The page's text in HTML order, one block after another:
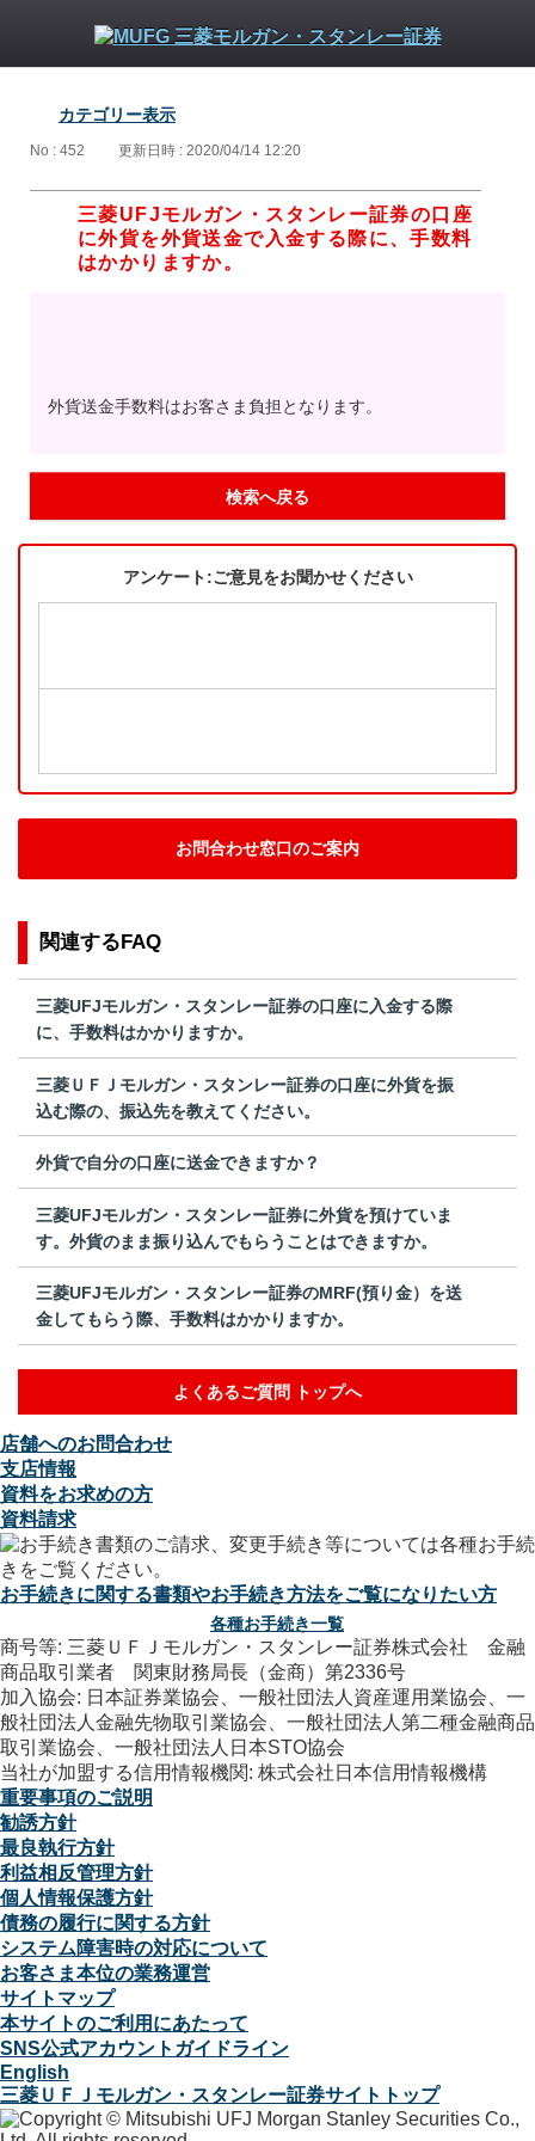
カテゴリー表示
No : 452 更新日時 : 2020/04/14 12:20
三菱UFJモルガン・スタンレー証券の口座
に外貨を外貨送金で入金する際に、手数料
はかかりますか。
外貨送金手数料はお客さま負担となります。
検索へ戻る
アンケート:ご意見をお聞かせください
お問合わせ窓口のご案内
関連するFAQ
三菱UFJモルガン・スタンレー証券の口座に入金する際
に、手数料はかかりますか。
三菱ＵＦＪモルガン・スタンレー証券の口座に外貨を振
込む際の、振込先を教えてください。
外貨で自分の口座に送金できますか？
三菱UFJモルガン・スタンレー証券に外貨を預けていま
す。外貨のまま振り込んでもらうことはできますか。
三菱UFJモルガン・スタンレー証券のMRF(預り金）を送
金してもらう際、手数料はかかりますか。
よくあるご質問 トップへ
店舗へのお問合わせ
支店情報
資料をお求めの方
資料請求
お手続きに関する書類やお手続き方法をご覧になりたい方
各種お手続き一覧
商号等: 三菱ＵＦＪモルガン・スタンレー証券株式会社 金融
商品取引業者 関東財務局長（金商）第2336号
加入協会: 日本証券業協会、一般社団法人資産運用業協会、一
般社団法人金融先物取引業協会、一般社団法人第二種金融商品
取引業協会、一般社団法人日本STO協会
当社が加盟する信用情報機関: 株式会社日本信用情報機構
重要事項のご説明
勧誘方針
最良執行方針
利益相反管理方針
個人情報保護方針
債務の履行に関する方針
システム障害時の対応について
お客さま本位の業務運営
サイトマップ
本サイトのご利用にあたって
SNS公式アカウントガイドライン
English
三菱ＵＦＪモルガン・スタンレー証券サイトトップ